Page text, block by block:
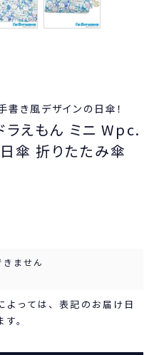
き風デザインの日傘！
ラえもん ミニ Wpc.
傘 折りたたみ傘
ません
っては、表記のお届け日
。